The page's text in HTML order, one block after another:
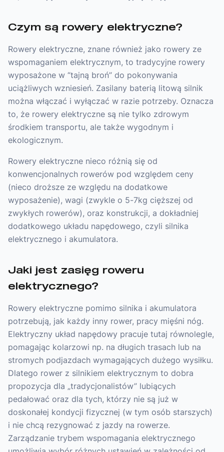
Czym są rowery elektryczne?
Rowery elektryczne, znane również jako rowery ze
wspomaganiem elektrycznym, to tradycyjne rowery
wyposażone w “tajną broń” do pokonywania
uciążliwych wzniesień. Zasilany baterią litową silnik
można włączać i wyłączać w razie potrzeby. Oznacza
to, że rowery elektryczne są nie tylko zdrowym
środkiem transportu, ale także wygodnym i
ekologicznym.
Rowery elektryczne nieco różnią się od
konwencjonalnych rowerów pod względem ceny
(nieco droższe ze względu na dodatkowe
wyposażenie), wagi (zwykle o 5-7kg cięższej od
zwykłych rowerów), oraz konstrukcji, a dokładniej
dodatkowego układu napędowego, czyli silnika
elektrycznego i akumulatora.
Jaki jest zasięg roweru
elektrycznego?
Rowery elektryczne pomimo silnika i akumulatora
potrzebują, jak każdy inny rower, pracy mięśni nóg.
Elektryczny układ napędowy pracuje tutaj równolegle,
pomagając kolarzowi np. na długich trasach lub na
stromych podjazdach wymagających dużego wysiłku.
Dlatego rower z silnikiem elektrycznym to dobra
propozycja dla „tradycjonalistów” lubiących
pedałować oraz dla tych, którzy nie są już w
doskonałej kondycji fizycznej (w tym osób starszych)
i nie chcą rezygnować z jazdy na rowerze.
Zarządzanie trybem wspomagania elektrycznego